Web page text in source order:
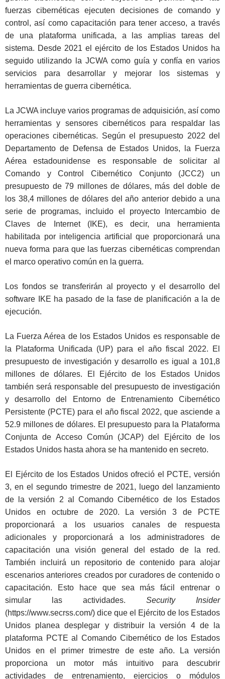
fuerzas cibernéticas ejecuten decisiones de comando y
control, así como capacitación para tener acceso, a través
de una plataforma unificada, a las amplias tareas del
sistema. Desde 2021 el ejército de los Estados Unidos ha
seguido utilizando la JCWA como guía y confía en varios
servicios para desarrollar y mejorar los sistemas y
herramientas de guerra cibernética.
La JCWA incluye varios programas de adquisición, así como
herramientas y sensores cibernéticos para respaldar las
operaciones cibernéticas. Según el presupuesto 2022 del
Departamento de Defensa de Estados Unidos, la Fuerza
Aérea estadounidense es responsable de solicitar al
Comando y Control Cibernético Conjunto (JCC2) un
presupuesto de 79 millones de dólares, más del doble de
los 38,4 millones de dólares del año anterior debido a una
serie de programas, incluido el proyecto Intercambio de
Claves de Internet (IKE), es decir, una herramienta
habilitada por inteligencia artificial que proporcionará una
nueva forma para que las fuerzas cibernéticas comprendan
el marco operativo común en la guerra.
Los fondos se transferirán al proyecto y el desarrollo del
software IKE ha pasado de la fase de planificación a la de
ejecución.
La Fuerza Aérea de los Estados Unidos es responsable de
la Plataforma Unificada (UP) para el año fiscal 2022. El
presupuesto de investigación y desarrollo es igual a 101,8
millones de dólares. El Ejército de los Estados Unidos
también será responsable del presupuesto de investigación
y desarrollo del Entorno de Entrenamiento Cibernético
Persistente (PCTE) para el año fiscal 2022, que asciende a
52.9 millones de dólares. El presupuesto para la Plataforma
Conjunta de Acceso Común (JCAP) del Ejército de los
Estados Unidos hasta ahora se ha mantenido en secreto.
El Ejército de los Estados Unidos ofreció el PCTE, versión
3, en el segundo trimestre de 2021, luego del lanzamiento
de la versión 2 al Comando Cibernético de los Estados
Unidos en octubre de 2020. La versión 3 de PCTE
proporcionará a los usuarios canales de respuesta
adicionales y proporcionará a los administradores de
capacitación una visión general del estado de la red.
También incluirá un repositorio de contenido para alojar
escenarios anteriores creados por curadores de contenido o
capacitación. Esto hace que sea más fácil entrenar o
simular las actividades. Security Insider
(https://www.secrss.com/) dice que el Ejército de los Estados
Unidos planea desplegar y distribuir la versión 4 de la
plataforma PCTE al Comando Cibernético de los Estados
Unidos en el primer trimestre de este año. La versión
proporciona un motor más intuitivo para descubrir
actividades de entrenamiento, ejercicios o módulos